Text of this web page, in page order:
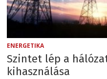
ENERGETIKA
Szintet lép a
kihasználása